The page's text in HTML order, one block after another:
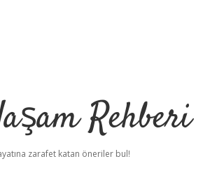
Rehberi
zarafet katan öneriler bul!